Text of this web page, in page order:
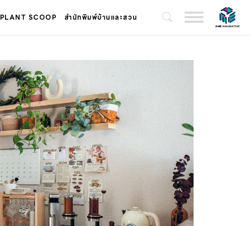
PLANT SCOOP สำนักพิมพ์บ้านและสวน